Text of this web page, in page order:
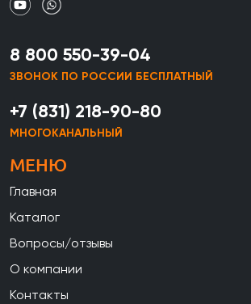
8 800 550-39-04
ЗВОНОК ПО РОССИИ БЕСПЛАТНЫЙ
+7 (831) 218-90-80
МНОГОКАНАЛЬНЫЙ
МЕНЮ
Главная
Каталог
Вопросы/отзывы
О компании
Контакты